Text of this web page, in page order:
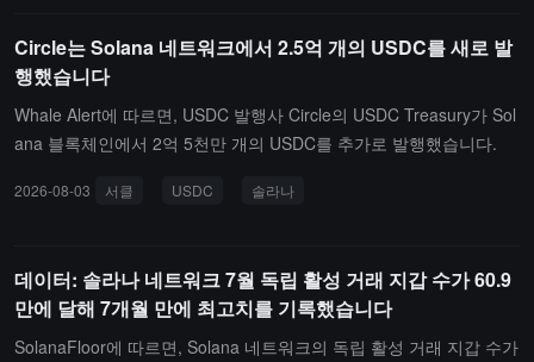
다. Meme 코인의 가격은 변동성이 크며, 짧은 시간 내에 큰 폭의 상
승과 하락이 있을 수 있으니 유동성 위험 및 보유 위험에 유의하시기
바랍니다.
Circle는 Solana 네트워크에서 2.5억 개의 USDC를 새로 발
행했습니다
Whale Alert에 따르면, USDC 발행사 Circle의 USDC Treasury가 Sol
ana 블록체인에서 2억 5천만 개의 USDC를 추가로 발행했습니다.
2026-08-03 서클 USDC 솔라나
데이터: 솔라나 네트워크 7월 독립 활성 거래 지갑 수가 60.9
만에 달해 7개월 만에 최고치를 기록했습니다
SolanaFloor에 따르면, Solana 네트워크의 독립 활성 거래 지갑 수가